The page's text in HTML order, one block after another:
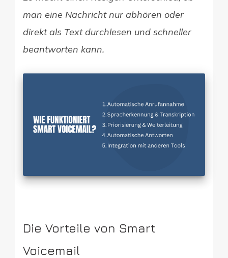
man eine Nachricht nur abhören oder
direkt als Text durchlesen und schneller
beantworten kann.
Die Vorteile von Smart
Voicemail